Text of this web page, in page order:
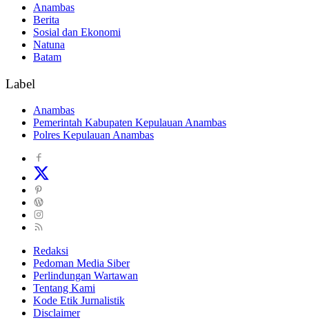
Anambas
Berita
Sosial dan Ekonomi
Natuna
Batam
Label
Anambas
Pemerintah Kabupaten Kepulauan Anambas
Polres Kepulauan Anambas
Redaksi
Pedoman Media Siber
Perlindungan Wartawan
Tentang Kami
Kode Etik Jurnalistik
Disclaimer